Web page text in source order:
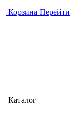
Корзина Перейти
Каталог